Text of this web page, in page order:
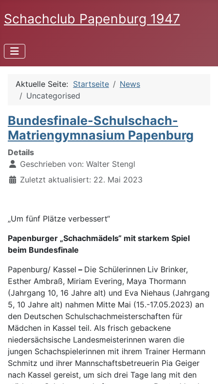
Schachclub Papenburg 1947
Aktuelle Seite: Startseite
News
Uncategorised
Bundesfinale-Schulschach-
Matriengymnasium Papenburg
Details
Geschrieben von: Walter Stengl
Zuletzt aktualisiert: 22. Mai 2023
„Um fünf Plätze verbessert“
Papenburger „Schachmädels“ mit starkem Spiel
beim Bundesfinale
Papenburg/ Kassel – Die Schülerinnen Liv Brinker,
Esther Ambraß, Miriam Evering, Maya Thormann
(Jahrgang 10, 16 Jahre alt) und Eva Niehaus (Jahrgang
5, 10 Jahre alt) nahmen Mitte Mai (15.-17.05.2023) an
den Deutschen Schulschachmeisterschaften für
Mädchen in Kassel teil. Als frisch gebackene
niedersächsische Landesmeisterinnen waren die
jungen Schachspielerinnen mit ihrem Trainer Hermann
Schmitz und ihrer Mannschaftsbetreuerin Pia Geiger
nach Kassel gereist, um sich drei Tage lang mit den